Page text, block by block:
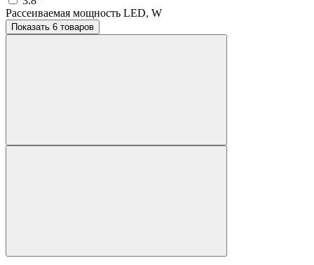
Рассеиваемая мощность LED, W
Показать 6 товаров